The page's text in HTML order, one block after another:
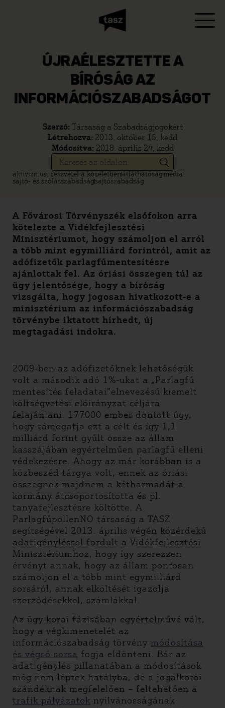
ÚJRAÉLESZTETTE A
BÍRÓSÁG AZ
INFORMÁCIÓSZABADSÁGOT
Szerző: Társaság a Szabadságjogokért
Létrehozva: 2013. október 15, kedd
Módosítva: 2018. április 24, kedd
aktivizmus, részvétel a közéletbenátláthatóságmédia
sajtó- és szólásszabadságsajtószabadság
A Fővárosi Törvényszék elsőfokon arra
kötelezte a Vidékfejlesztési
Minisztériumot, hogy számoljon el arról
a több mint egymilliárd forintról, amit az
adófizetők parlagfűmentesítésre
ajánlottak fel. Az óriási összegen túl az
ügy jelentősége, hogy a bíróság
vizsgálta, hogy jogosan hivatkozott-e a
minisztérium az információszabadság
törvénybe iktatott hírhedt, új
megtagadási indokra.
2009-ben az adófizetőknek lehetőségük
volt a második adó 1%-ukat a „Parlagfű
mentesítés feladatai”elnevezésű kiemelt
költségvetési előirányzat céljára
felajánlani. 177000 ember döntött úgy,
hogy támogatja ezt a célt és így 1,1
milliárd forint gyűlt össze az állam
kasszájában egyértelműen parlagfű elleni
védekezésre. Ahogy az már korábban is a
közbeszéd tárgya volt, ennek az óriási
összegnek majdnem a kétharmadát a
kormány átcsoportosította és pl.
tanyafejlesztésre költötte. A
ParlagfűpollenNO társaság a TASZ
segítségével 2013. április végén közérdekű
adatigényléssel fordult a Vidékfejlesztési
Minisztériumhoz, hogy így szerezzen
érvényt annak, hogy az állam pontosan
számoljon el a több mint egymilliárd
sorsáról, annak elköltését igazolja
szerződésekkel, számlákkal.
Az ügy korai fázisában egyértelművé vált,
hogy a végkimenetelét az
információszabadság törvény módosítása
és végső sorsa fogja eldönteni. Bár az
adatigénylés pillanatában a módosítások
még nem léptek hatályba, de a jogalkotói
szándéknak megfelelően – feltehetően a
trafik pályázatok nyilvánosságának